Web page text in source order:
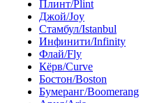
Плинт/Plint
Джой/Joy
Стамбул/Istanbul
Инфинити/Infinity
Флай/Fly
Кёрв/Curve
Бостон/Boston
Бумеранг/Boomerang